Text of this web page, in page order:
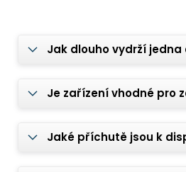
Jak dlouho vydrží
Je zařízení vhodné pro
Jaké příchutě jsou k